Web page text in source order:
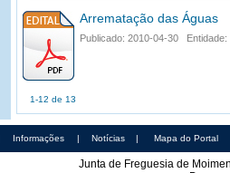
Arrematação das Águas
Publicado: 2010-04-30
1-12 de 13
Informações | Notícias | Mapa do Portal
Junta de Freguesia de